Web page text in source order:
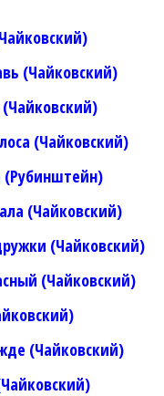
(Чайковский)
(Чайковский)
(Рубинштейн)
(Чайковский)
(Чайковский)
(Чайковский)
(Чайковский)